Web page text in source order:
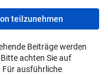
teilzunehmen
Beiträge werden
achten Sie auf
Für ausführliche